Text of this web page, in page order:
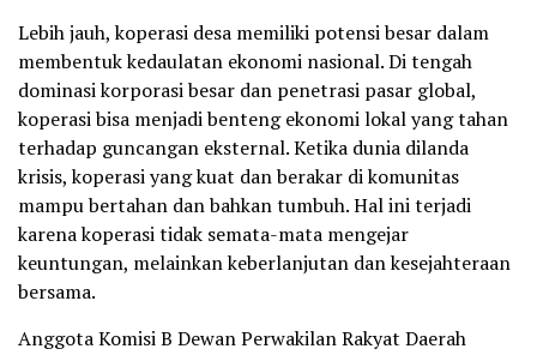
Lebih jauh, koperasi desa memiliki potensi besar dalam
membentuk kedaulatan ekonomi nasional. Di tengah
dominasi korporasi besar dan penetrasi pasar global,
koperasi bisa menjadi benteng ekonomi lokal yang tahan
terhadap guncangan eksternal. Ketika dunia dilanda
krisis, koperasi yang kuat dan berakar di komunitas
mampu bertahan dan bahkan tumbuh. Hal ini terjadi
karena koperasi tidak semata-mata mengejar
keuntungan, melainkan keberlanjutan dan kesejahteraan
bersama.
Anggota Komisi B Dewan Perwakilan Rakyat Daerah